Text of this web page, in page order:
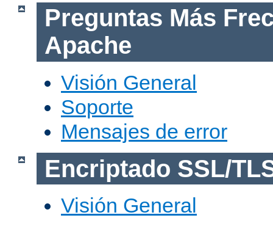
Preguntas Más
Apache
Visión General
Soporte
Mensajes de error
Encriptado SSL/
Visión General